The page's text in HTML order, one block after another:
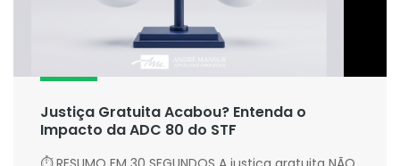
Justiça Gratuita Acabou? Entenda o
Impacto da ADC 80 do STF